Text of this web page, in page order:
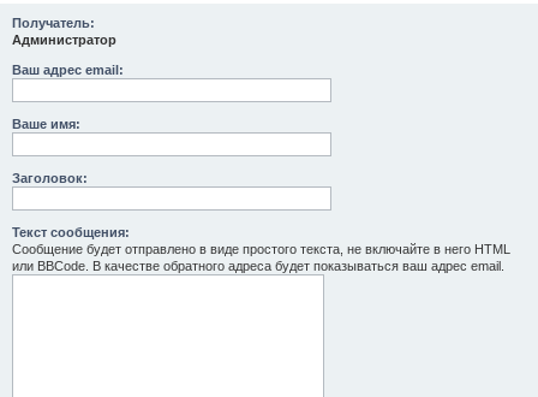
Получатель:
Администратор
Ваш адрес email:
Ваше имя:
Заголовок:
Текст сообщения:
Сообщение будет отправлено в виде простого текста, не включайте в него HTML
или BBCode. В качестве обратного адреса будет показываться ваш адрес email.